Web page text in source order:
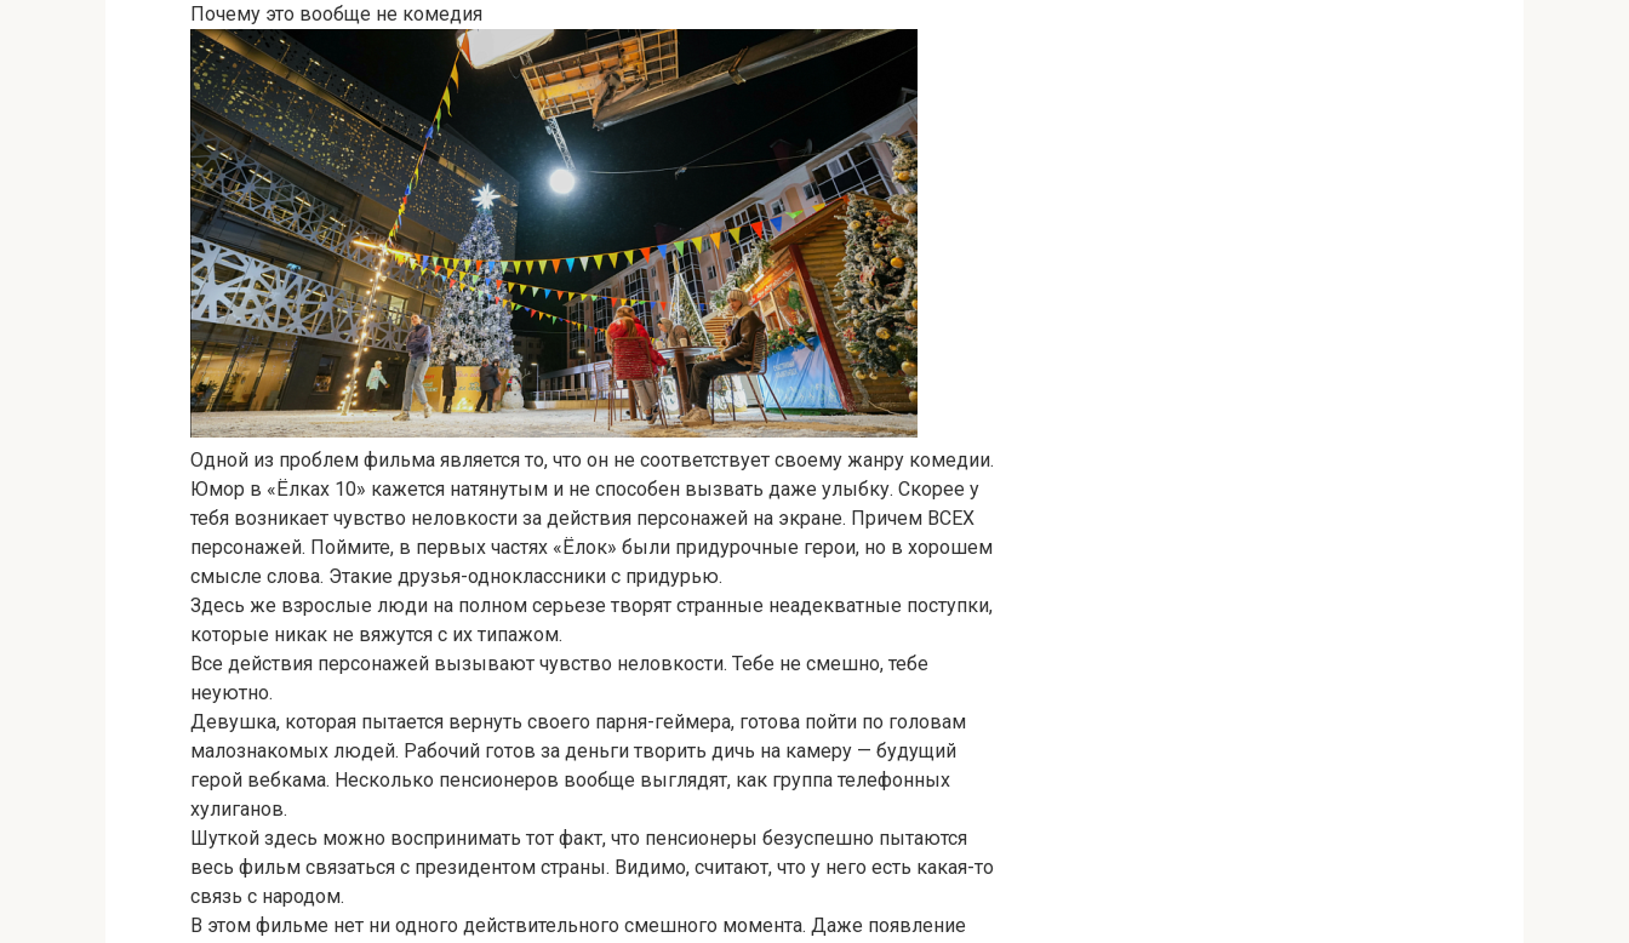
Почему это вообще не комедия
Одной из проблем фильма является то, что он не соответствует своему жанру комедии.
Юмор в «Ёлках 10» кажется натянутым и не способен вызвать даже улыбку. Скорее у
тебя возникает чувство неловкости за действия персонажей на экране. Причем ВСЕХ
персонажей. Поймите, в первых частях «Ёлок» были придурочные герои, но в хорошем
смысле слова. Этакие друзья-одноклассники с придурью.
Здесь же взрослые люди на полном серьезе творят странные неадекватные поступки,
которые никак не вяжутся с их типажом.
Все действия персонажей вызывают чувство неловкости. Тебе не смешно, тебе
неуютно.
Девушка, которая пытается вернуть своего парня-геймера, готова пойти по головам
малознакомых людей. Рабочий готов за деньги творить дичь на камеру — будущий
герой вебкама. Несколько пенсионеров вообще выглядят, как группа телефонных
хулиганов.
Шуткой здесь можно воспринимать тот факт, что пенсионеры безуспешно пытаются
весь фильм связаться с президентом страны. Видимо, считают, что у него есть какая-то
связь с народом.
В этом фильме нет ни одного действительного смешного момента. Даже появление